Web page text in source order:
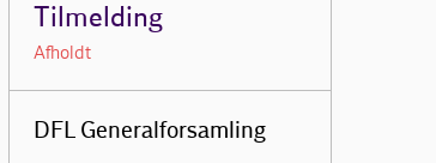
Tilmelding
Afholdt
DFL Generalforsamling